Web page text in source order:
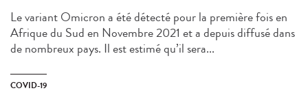
Le variant Omicron a été détecté pour la première fois en
Afrique du Sud en Novembre 2021 et a depuis diffusé dans
de nombreux pays. Il est estimé qu’il sera...
COVID-19